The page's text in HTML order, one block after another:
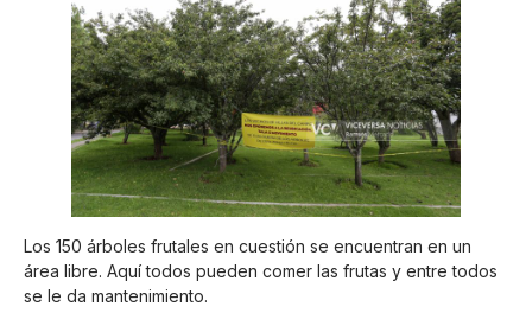
Los 150 árboles frutales en cuestión se encuentran en un
área libre. Aquí todos pueden comer las frutas y entre todos
se le da mantenimiento.